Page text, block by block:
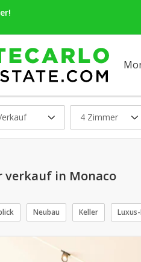
4 Zimmer
verkauf in Monaco
Neubau Keller